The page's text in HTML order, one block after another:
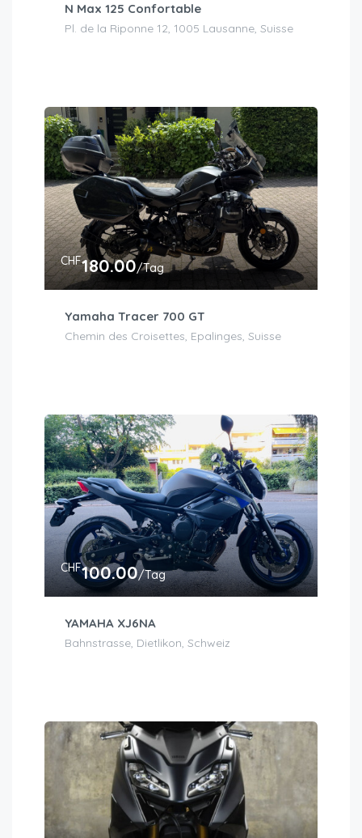
N Max 125 Confortable
Pl. de la Riponne 12, 1005 Lausanne, Suisse
CHF180.00/Tag
Yamaha Tracer 700 GT
Chemin des Croisettes, Epalinges, Suisse
CHF100.00/Tag
YAMAHA XJ6NA
Bahnstrasse, Dietlikon, Schweiz